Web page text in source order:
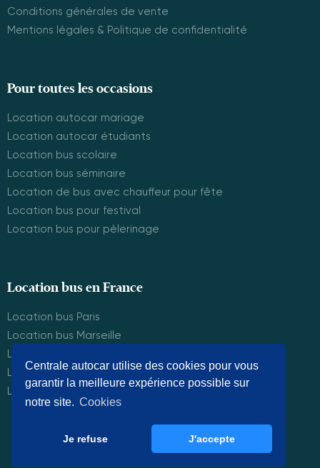
Centrale autocar utilise des cookies pour vous
garantir la meilleure expérience possible sur
notre site. Cookies
Je refuse J'accepte
Conditions générales de vente
Mentions légales & Politique de confidentialité
Pour toutes les occasions
Location autocar mariage
Location autocar étudiants
Location bus scolaire
Location bus séminaire
Location de bus avec chauffeur pour fête
Location bus pour festival
Location bus pour pèlerinage
Location bus en France
Location bus Paris
Location bus Marseille
Location bus Lyon
Location bus Montpelier
Location bus Bordeaux
© Centrale Autocar 2025. Tous droits réservés.